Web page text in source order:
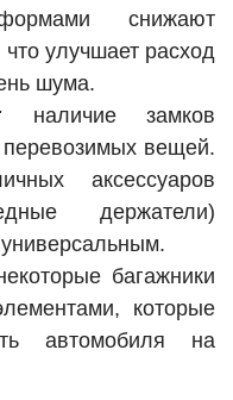
снижают
улучшает расход
шума.
наличие замков
перевозимых вещей.
аксессуаров
держатели)
багажники
которые
автомобиля на